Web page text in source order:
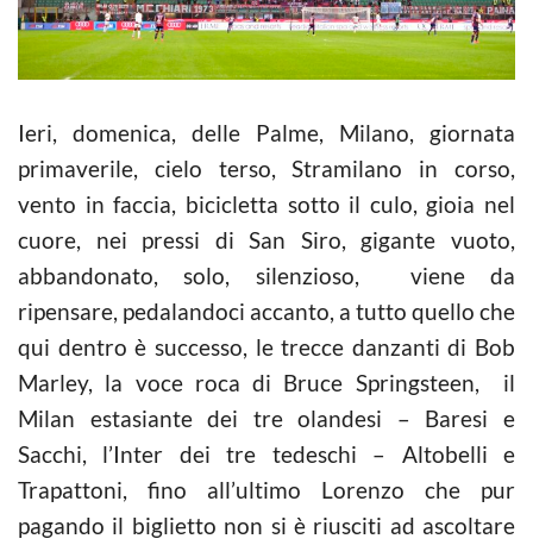
Ieri, domenica, delle Palme, Milano, giornata
primaverile, cielo terso, Stramilano in corso,
vento in faccia, bicicletta sotto il culo, gioia nel
cuore, nei pressi di San Siro, gigante vuoto,
abbandonato, solo, silenzioso, viene da
ripensare, pedalandoci accanto, a tutto quello che
qui dentro è successo, le trecce danzanti di Bob
Marley, la voce roca di Bruce Springsteen, il
Milan estasiante dei tre olandesi – Baresi e
Sacchi, l’Inter dei tre tedeschi – Altobelli e
Trapattoni, fino all’ultimo Lorenzo che pur
pagando il biglietto non si è riusciti ad ascoltare